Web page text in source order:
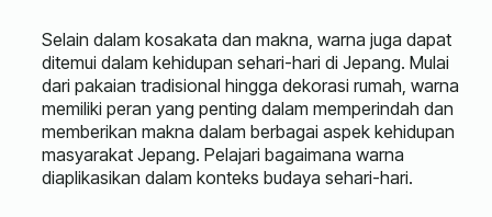
Selain dalam kosakata dan makna, warna juga dapat
ditemui dalam kehidupan sehari-hari di Jepang. Mulai
dari pakaian tradisional hingga dekorasi rumah, warna
memiliki peran yang penting dalam memperindah dan
memberikan makna dalam berbagai aspek kehidupan
masyarakat Jepang. Pelajari bagaimana warna
diaplikasikan dalam konteks budaya sehari-hari.